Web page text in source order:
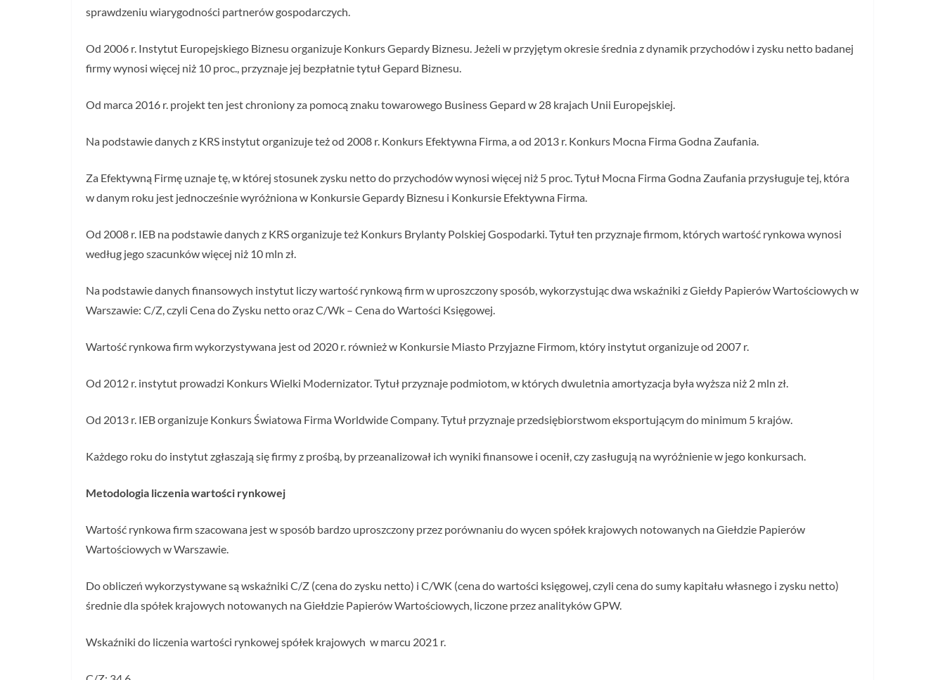
sprawdzeniu wiarygodności partnerów gospodarczych.
Od 2006 r. Instytut Europejskiego Biznesu organizuje Konkurs Gepardy Biznesu. Jeżeli w przyjętym okresie średnia z dynamik przychodów i zysku netto badanej
firmy wynosi więcej niż 10 proc., przyznaje jej bezpłatnie tytuł Gepard Biznesu.
Od marca 2016 r. projekt ten jest chroniony za pomocą znaku towarowego Business Gepard w 28 krajach Unii Europejskiej.
Na podstawie danych z KRS instytut organizuje też od 2008 r. Konkurs Efektywna Firma, a od 2013 r. Konkurs Mocna Firma Godna Zaufania.
Za Efektywną Firmę uznaje tę, w której stosunek zysku netto do przychodów wynosi więcej niż 5 proc. Tytuł Mocna Firma Godna Zaufania przysługuje tej, która
w danym roku jest jednocześnie wyróżniona w Konkursie Gepardy Biznesu i Konkursie Efektywna Firma.
Od 2008 r. IEB na podstawie danych z KRS organizuje też Konkurs Brylanty Polskiej Gospodarki. Tytuł ten przyznaje firmom, których wartość rynkowa wynosi
według jego szacunków więcej niż 10 mln zł.
Na podstawie danych finansowych instytut liczy wartość rynkową firm w uproszczony sposób, wykorzystując dwa wskaźniki z Giełdy Papierów Wartościowych w
Warszawie: C/Z, czyli Cena do Zysku netto oraz C/Wk – Cena do Wartości Księgowej.
Wartość rynkowa firm wykorzystywana jest od 2020 r. również w Konkursie Miasto Przyjazne Firmom, który instytut organizuje od 2007 r.
Od 2012 r. instytut prowadzi Konkurs Wielki Modernizator. Tytuł przyznaje podmiotom, w których dwuletnia amortyzacja była wyższa niż 2 mln zł.
Od 2013 r. IEB organizuje Konkurs Światowa Firma Worldwide Company. Tytuł przyznaje przedsiębiorstwom eksportującym do minimum 5 krajów.
Każdego roku do instytut zgłaszają się firmy z prośbą, by przeanalizował ich wyniki finansowe i ocenił, czy zasługują na wyróżnienie w jego konkursach.
Metodologia liczenia wartości rynkowej
Wartość rynkowa firm szacowana jest w sposób bardzo uproszczony przez porównaniu do wycen spółek krajowych notowanych na Giełdzie Papierów
Wartościowych w Warszawie.
Do obliczeń wykorzystywane są wskaźniki C/Z (cena do zysku netto) i C/WK (cena do wartości księgowej, czyli cena do sumy kapitału własnego i zysku netto)
średnie dla spółek krajowych notowanych na Giełdzie Papierów Wartościowych, liczone przez analityków GPW.
Wskaźniki do liczenia wartości rynkowej spółek krajowych w marcu 2021 r.